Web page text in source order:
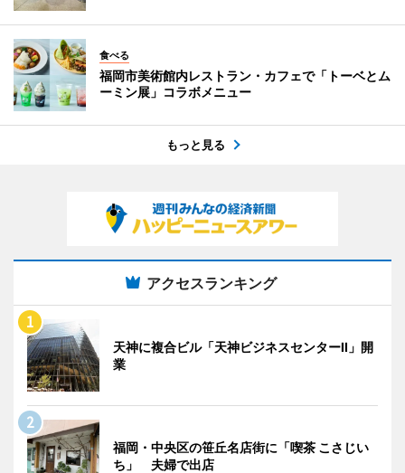
食べる
福岡市美術館内レストラン・カフェで「トーベとム
ーミン展」コラボメニュー
もっと見る
アクセスランキング
天神に複合ビル「天神ビジネスセンターII」開
業
福岡・中央区の笹丘名店街に「喫茶 こさじい
ち」 夫婦で出店